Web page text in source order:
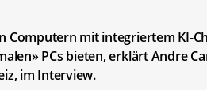
Computern mit integriertem KI-
PCs bieten, erklärt Andre
im Interview.